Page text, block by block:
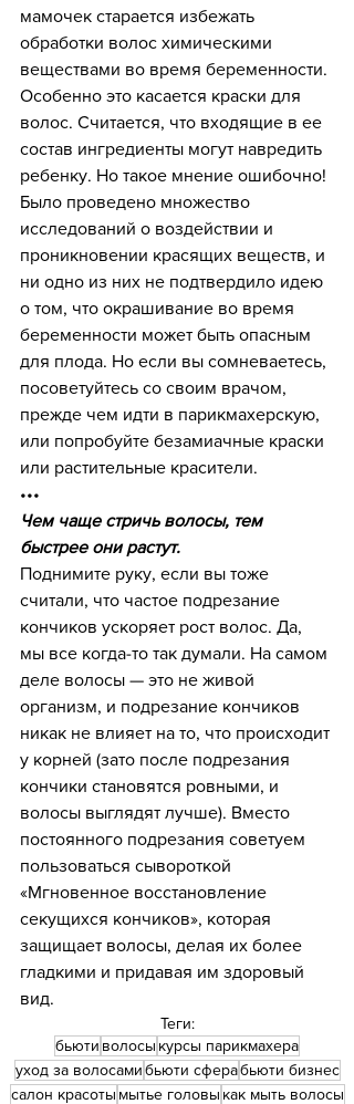
мамочек старается избежать
обработки волос химическими
веществами во время беременности.
Особенно это касается краски для
волос. Считается, что входящие в ее
состав ингредиенты могут навредить
ребенку. Но такое мнение ошибочно!
Было проведено множество
исследований о воздействии и
проникновении красящих веществ, и
ни одно из них не подтвердило идею
о том, что окрашивание во время
беременности может быть опасным
для плода. Но если вы сомневаетесь,
посоветуйтесь со своим врачом,
прежде чем идти в парикмахерскую,
или попробуйте безамиачные краски
или растительные красители.
•••
Чем чаще стричь волосы, тем
быстрее они растут.
Поднимите руку, если вы тоже
считали, что частое подрезание
кончиков ускоряет рост волос. Да,
мы все когда-то так думали. На самом
деле волосы — это не живой
организм, и подрезание кончиков
никак не влияет на то, что происходит
у корней (зато после подрезания
кончики становятся ровными, и
волосы выглядят лучше). Вместо
постоянного подрезания советуем
пользоваться сывороткой
«Мгновенное восстановление
секущихся кончиков», которая
защищает волосы, делая их более
гладкими и придавая им здоровый
вид.
Теги:
бьюти волосы курсы парикмахера
уход за волосамибьюти сферабьюти бизнес
салон красоты мытье головы как мыть волосы